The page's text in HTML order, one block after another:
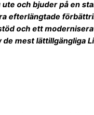
ute och bjuder på en
efterlängtade
och ett
de mest lättillgängliga